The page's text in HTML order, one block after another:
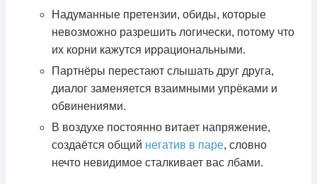
Надуманные претензии, обиды, которые
невозможно разрешить логически, потому что
их корни кажутся иррациональными.
Партнёры перестают слышать друг друга,
диалог заменяется взаимными упрёками и
обвинениями.
В воздухе постоянно витает напряжение,
создаётся общий негатив в паре, словно
нечто невидимое сталкивает вас лбами.